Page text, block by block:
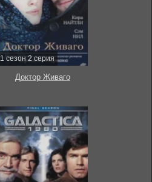
1 сезон 2 серия
Доктор Живаго